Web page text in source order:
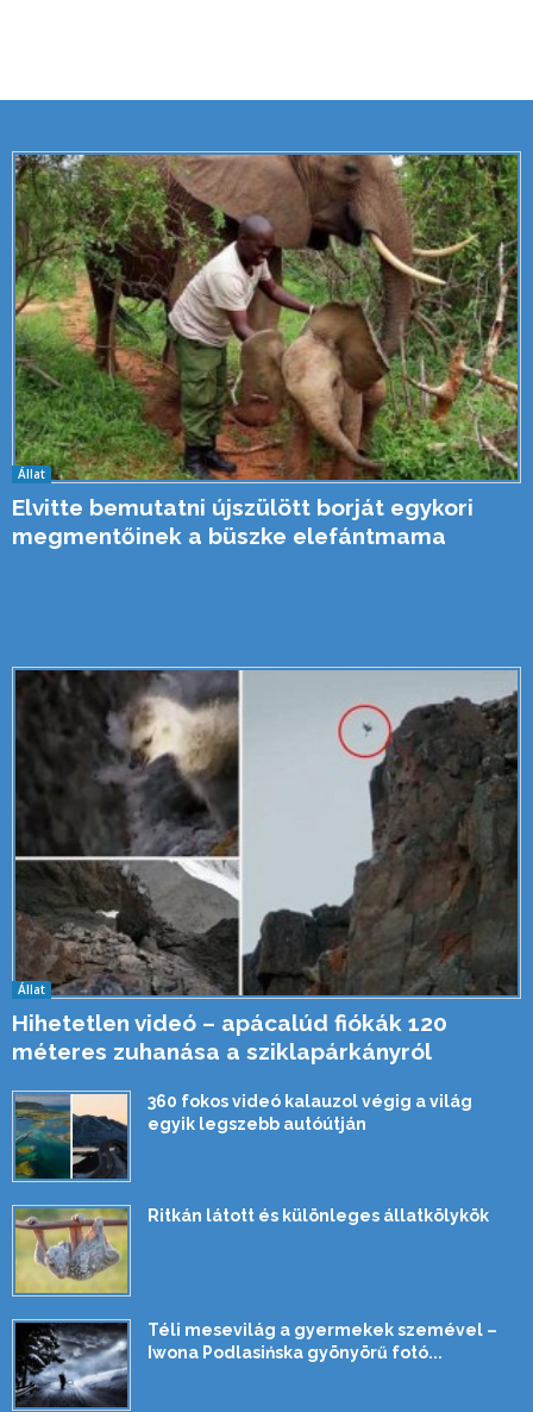
Állat
Elvitte bemutatni újszülött borját egykori
megmentőinek a büszke elefántmama
Állat
Hihetetlen videó – apácalúd fiókák 120
méteres zuhanása a sziklapárkányról
360 fokos videó kalauzol végig a világ
egyik legszebb autóútján
Ritkán látott és különleges állatkölykök
Téli mesevilág a gyermekek szemével –
Iwona Podlasińska gyönyörű fotó...